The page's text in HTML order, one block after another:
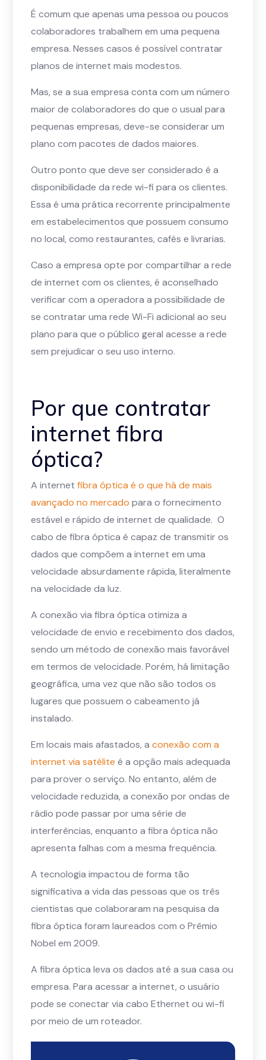
É comum que apenas uma pessoa ou poucos
colaboradores trabalhem em uma pequena
empresa. Nesses casos é possível contratar
planos de internet mais modestos.
Mas, se a sua empresa conta com um número
maior de colaboradores do que o usual para
pequenas empresas, deve-se considerar um
plano com pacotes de dados maiores.
Outro ponto que deve ser considerado é a
disponibilidade da rede wi-fi para os clientes.
Essa é uma prática recorrente principalmente
em estabelecimentos que possuem consumo
no local, como restaurantes, cafés e livrarias.
Caso a empresa opte por compartilhar a rede
de internet com os clientes, é aconselhado
verificar com a operadora a possibilidade de
se contratar uma rede Wi-Fi adicional ao seu
plano para que o público geral acesse a rede
sem prejudicar o seu uso interno.
Por que contratar
internet fibra
óptica?
A internet fibra óptica é o que há de mais
avançado no mercado para o fornecimento
estável e rápido de internet de qualidade. O
cabo de fibra óptica é capaz de transmitir os
dados que compõem a internet em uma
velocidade absurdamente rápida, literalmente
na velocidade da luz.
A conexão via fibra óptica otimiza a
velocidade de envio e recebimento dos dados,
sendo um método de conexão mais favorável
em termos de velocidade. Porém, há limitação
geográfica, uma vez que não são todos os
lugares que possuem o cabeamento já
instalado.
Em locais mais afastados, a conexão com a
internet via satélite é a opção mais adequada
para prover o serviço. No entanto, além de
velocidade reduzida, a conexão por ondas de
rádio pode passar por uma série de
interferências, enquanto a fibra óptica não
apresenta falhas com a mesma frequência.
A tecnologia impactou de forma tão
significativa a vida das pessoas que os três
cientistas que colaboraram na pesquisa da
fibra óptica foram laureados com o Prêmio
Nobel em 2009.
A fibra óptica leva os dados até a sua casa ou
empresa. Para acessar a internet, o usuário
pode se conectar via cabo Ethernet ou wi-fi
por meio de um roteador.